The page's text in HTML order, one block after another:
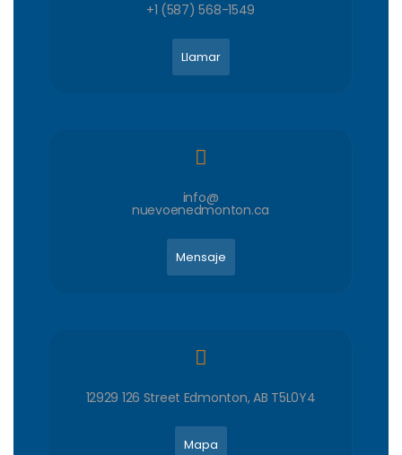
+1 (587) 568-1549
Llamar
info@
nuevoenedmonton.ca
Mensaje
12929 126 Street Edmonton, AB T5L0Y4
Mapa